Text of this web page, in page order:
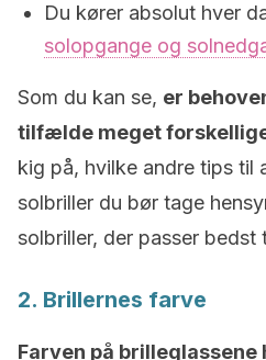
Du kører absolut hver
solopgange og
Som du kan se, er
tilfælde meget
kig på, hvilke andre tips
solbriller du bør tage
solbriller, der passer bedst
2. Brillernes farve
Farven på